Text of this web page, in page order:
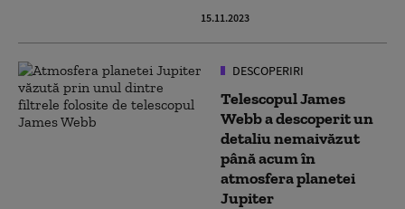
15.11.2023
DESCOPERIRI
Telescopul James
Webb a descoperit un
detaliu nemaivăzut
până acum în
atmosfera planetei
Jupiter